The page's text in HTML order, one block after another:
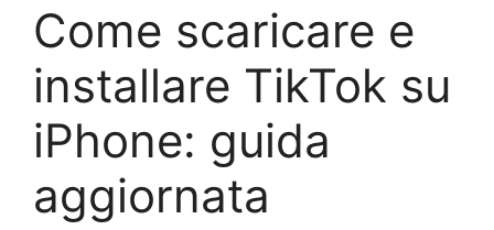
Come scaricare e
installare TikTok su
iPhone: guida
aggiornata